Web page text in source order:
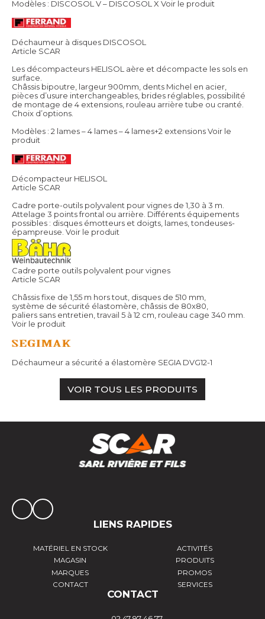
Modèles : DISCOSOL V – DISCOSOL X Voir le produit
Déchaumeur à disques DISCOSOL
Article SCAR
Les décompacteurs HELISOL aère et décompacte les sols en
surface.
Châssis bipoutre, largeur 900mm, dents Michel en acier,
pièces d’usure interchangeables, brides réglables, possibilité
de montage de 4 extensions, rouleau arrière tube ou cranté.
Choix d’options.
Modèles : 2 lames – 4 lames – 4 lames+2 extensionsVoir le
produit
Décompacteur HELISOL
Article SCAR
Cadre porte-outils polyvalent pour vignes de 1,30 à 3 m.
Attelage 3 points frontal ou arrière. Différents équipements
possibles : disques émotteurs et doigts, lames, tondeuses-
épampreuse. Voir le produit
Cadre porte outils polyvalent pour vignes
Article SCAR
Châssis fixe de 1,55 m hors tout, disques de 510 mm,
système de sécurité élastomère, châssis de 80x80,
paliers sans entretien, travail 5 à 12 cm, rouleau cage 340 mm.
Voir le produit
Déchaumeur a sécurité a élastomère SEGIA DVG12-1
VOIR TOUS LES PRODUITS
LIENS RAPIDES
MATÉRIEL EN STOCK
ACTIVITÉS
MAGASIN
PRODUITS
MARQUES
PROMOS
CONTACT
SERVICES
CONTACT